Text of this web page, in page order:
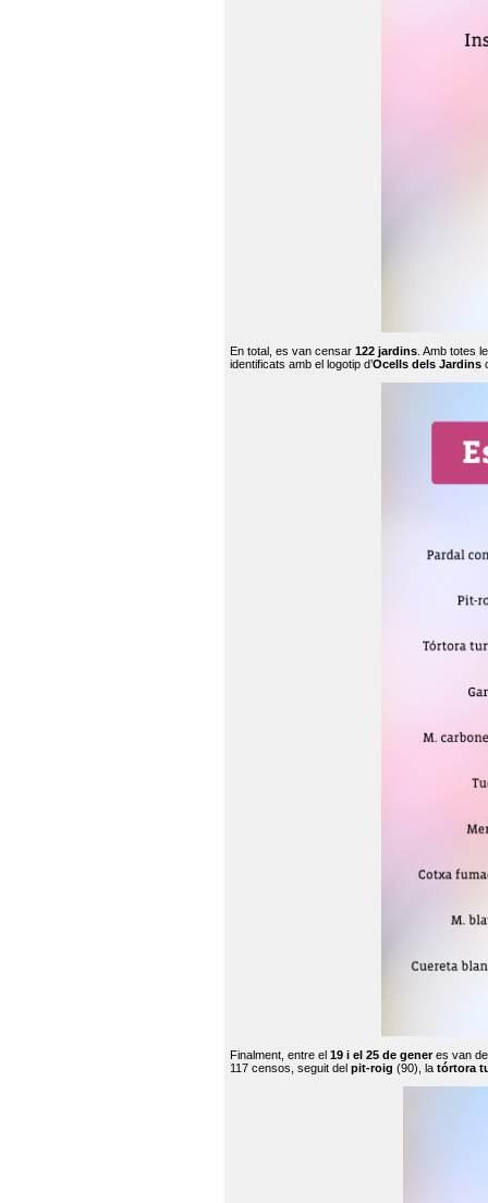
En total, es van censar 122 jardins . Amb totes
identificats amb el logotip d’Ocells dels Jardins
Finalment, entre el 19 i el 25 de generes van
117 censos, seguit del pit-roig (90), la tórtora